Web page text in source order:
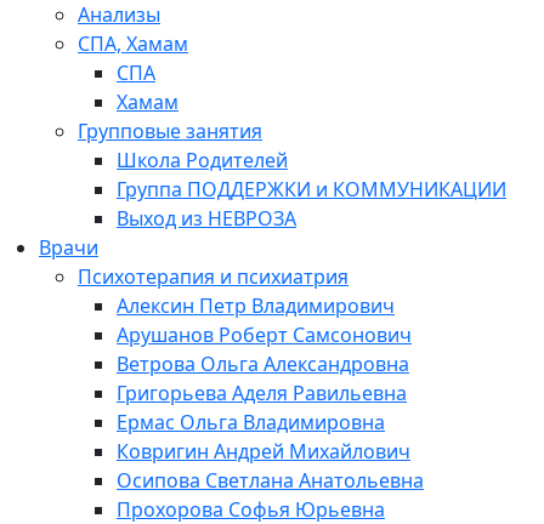
Анализы
СПА, Хамам
СПА
Хамам
Групповые занятия
Школа Родителей
Группа ПОДДЕРЖКИ и КОММУНИКАЦИИ
Выход из НЕВРОЗА
Врачи
Психотерапия и психиатрия
Алексин Петр Владимирович
Арушанов Роберт Самсонович
Ветрова Ольга Александровна
Григорьева Аделя Равильевна
Ермас Ольга Владимировна
Ковригин Андрей Михайлович
Осипова Светлана Анатольевна
Прохорова Софья Юрьевна